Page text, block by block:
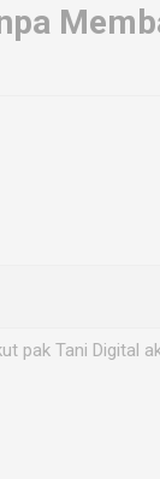
pak Tani Digital